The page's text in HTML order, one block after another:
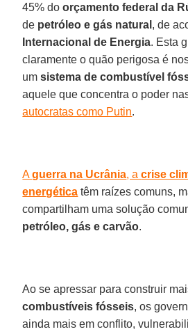
45% doorçamento federal da
de petróleo e gás natural , de
Internacional de Energia. Esta
claramente o quão perigosa é
umsistema de combustível
aquele que concentra o poder
autocratas como Putin.
Aguerra na Ucrânia, acrise
energética têm raízes comuns,
compartilham uma solução
petróleo, gás e carvão.
Ao se apressar para construir
combustíveis fósseis, os
ainda mais em conflito,